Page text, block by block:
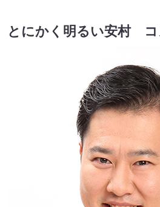
とにかく明るい安村 コ